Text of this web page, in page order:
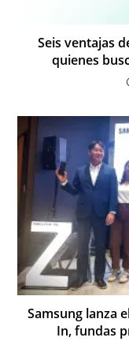
Seis ventajas
quienes
Samsung lanza
In, fundas